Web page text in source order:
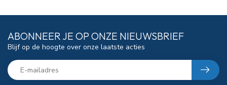
ABONNEER JE OP ONZE NIEUWSBRIEF
Blijf op de hoogte over onze laatste acties